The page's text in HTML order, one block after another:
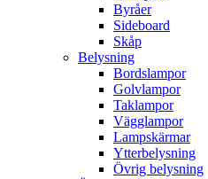
Byråer
Sideboard
Skåp
Belysning
Bordslampor
Golvlampor
Taklampor
Vägglampor
Lampskärmar
Ytterbelysning
Övrig belysning